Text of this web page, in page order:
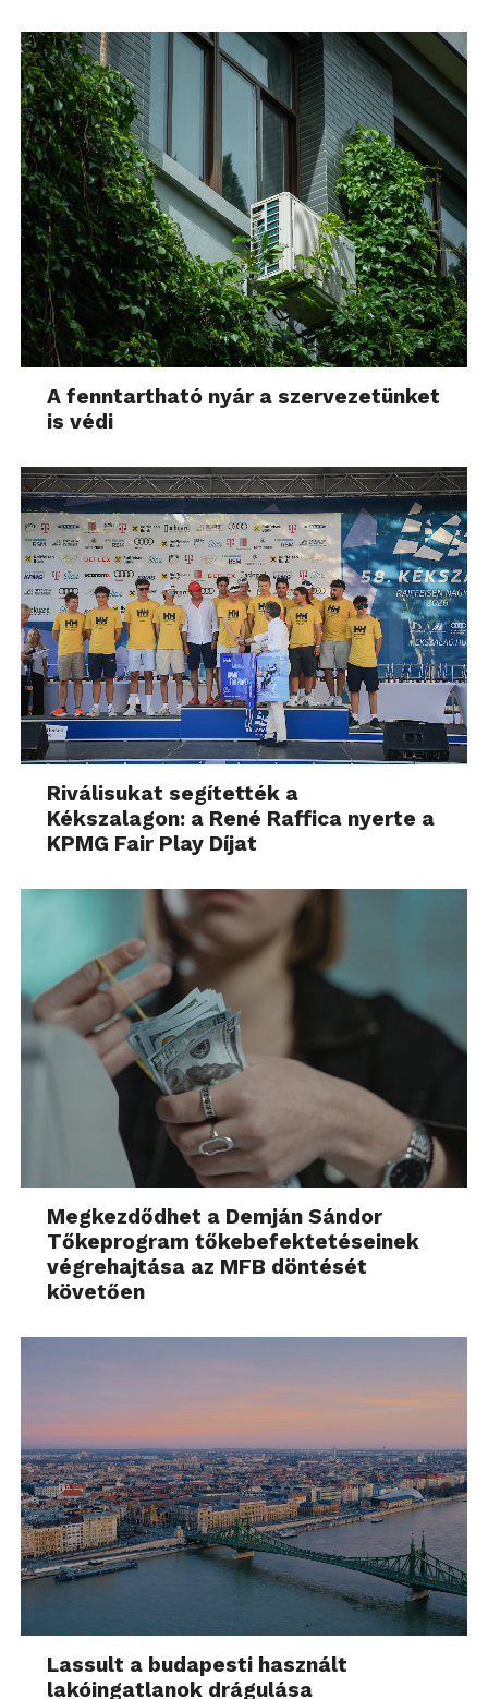
A fenntartható nyár a szervezetünket
is védi
Riválisukat segítették a
Kékszalagon: a René Raffica nyerte a
KPMG Fair Play Díjat
Megkezdődhet a Demján Sándor
Tőkeprogram tőkebefektetéseinek
végrehajtása az MFB döntését
követően
Lassult a budapesti használt
lakóingatlanok drágulása